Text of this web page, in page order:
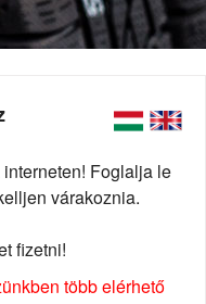
Foglalja le
várakoznia.
fizetni!
több elérhető